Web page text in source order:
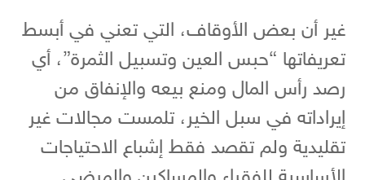
غير أن بعض الأوقاف، التي تعني في أبسط
تعريفاتها “حبس العين وتسبيل الثمرة”، أي
رصد رأس المال ومنع بيعه والإنفاق من
إيراداته في سبل الخير، تلمست مجالات غير
تقليدية ولم تقصد فقط إشباع الاحتياجات